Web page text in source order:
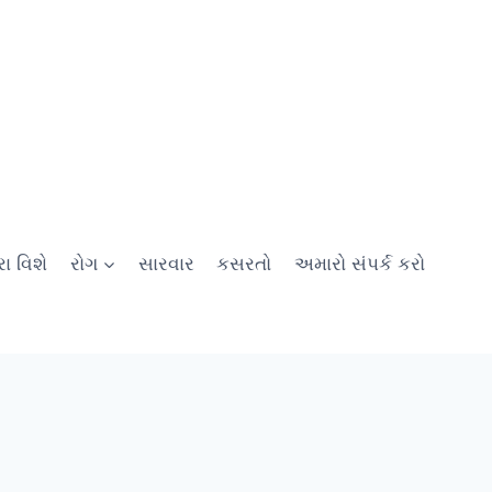
વિશે રોગ સારવાર કસરતો અમારો સંપર્ક કરો